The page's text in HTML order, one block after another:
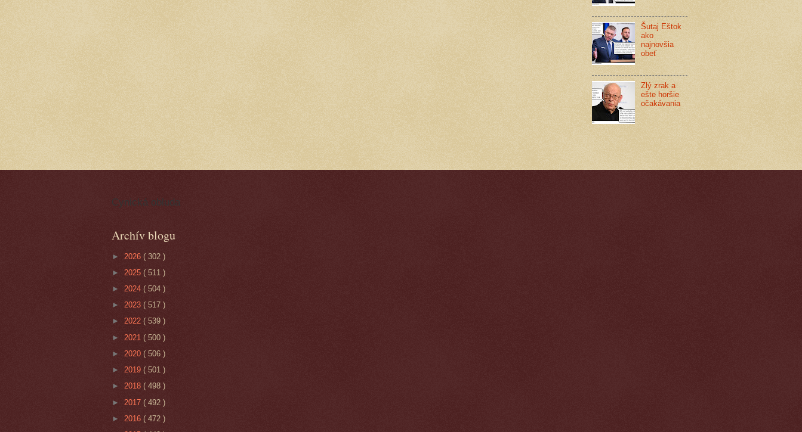
Šutaj Eštok
ako
najnovšia
obeť
Zlý zrak a
ešte horšie
očakávania
Cynická obluda
Archív blogu
► 2026 ( 302 )
► 2025 ( 511 )
► 2024 ( 504 )
► 2023 ( 517 )
► 2022 ( 539 )
► 2021 ( 500 )
► 2020 ( 506 )
► 2019 ( 501 )
► 2018 ( 498 )
► 2017 ( 492 )
► 2016 ( 472 )